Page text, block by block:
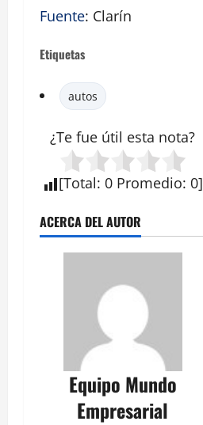
Fuente: Clarín
Etiquetas
autos
¿Te fue útil esta nota?
[Total: 0 Promedio: 0]
ACERCA DEL AUTOR
Equipo Mundo
Empresarial